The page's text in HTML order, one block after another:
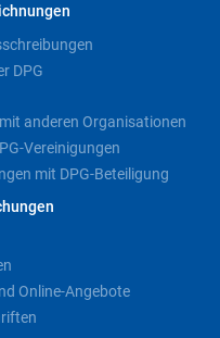
DPG
anderen Organisationen
Vereinigungen
mit DPG-Beteiligung
Online-Angebote